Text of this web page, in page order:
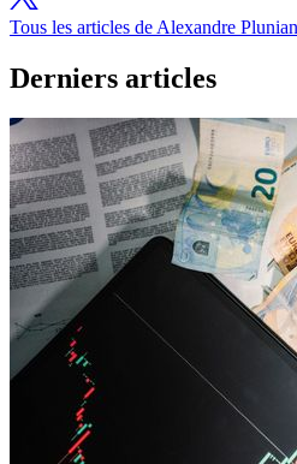
Tous les articles de Alexandre Plunian
Derniers articles